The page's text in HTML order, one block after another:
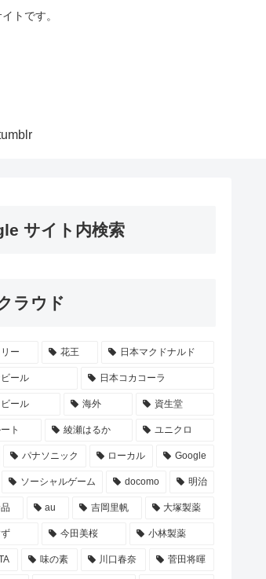
トです。
サイト内検索
ラウド
ー 花王 日本マクドナルド
ール 日本コカコーラ
ール 海外 資生堂
ト 綾瀬はるか ユニクロ
パナソニック ローカル Google
ソーシャルゲーム docomo 明治
au 吉岡里帆 大塚製薬
今田美桜 小林製薬
味の素 川口春奈 菅田将暉